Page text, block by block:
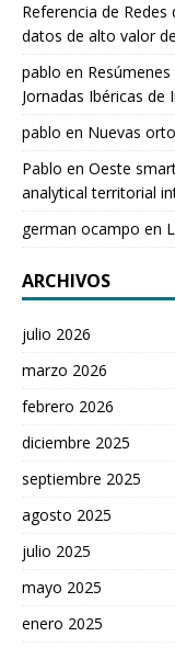
Referencia de
datos de alto valor
pablo en
Jornadas Ibéricas
pablo en Nuevas
Pablo en Oeste
analytical territorial
german ocampo en
ARCHIVOS
julio 2026
marzo 2026
febrero 2026
diciembre 2025
septiembre 2025
agosto 2025
julio 2025
mayo 2025
enero 2025